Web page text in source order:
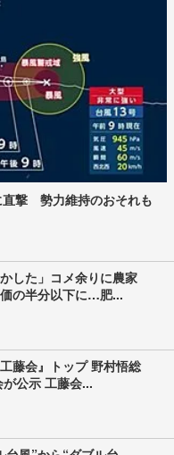
直撃 勢力維持のおそれも
した」コメ余りに農家
の半分以下に…肥...
藤会』トップ 野村悟総
公示 工藤会...